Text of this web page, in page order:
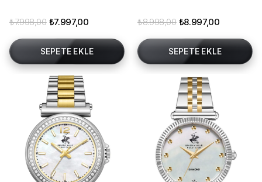
₺7.997,00
₺7.998,00
SEPETE EKLE
₺8.997,00
₺8.998,00
SEPETE EKLE